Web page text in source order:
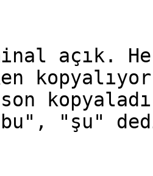
açık.
"şu"